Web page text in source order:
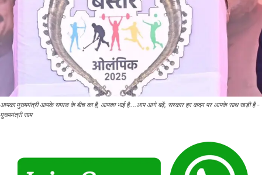
आपका मुख्यमंत्री आपके समाज के बीच का है, आपका भाई है....आप आगे बढ़ें, सरकार हर कदम पर आपके साथ खड़ी है -
मुख्यमंत्री साय